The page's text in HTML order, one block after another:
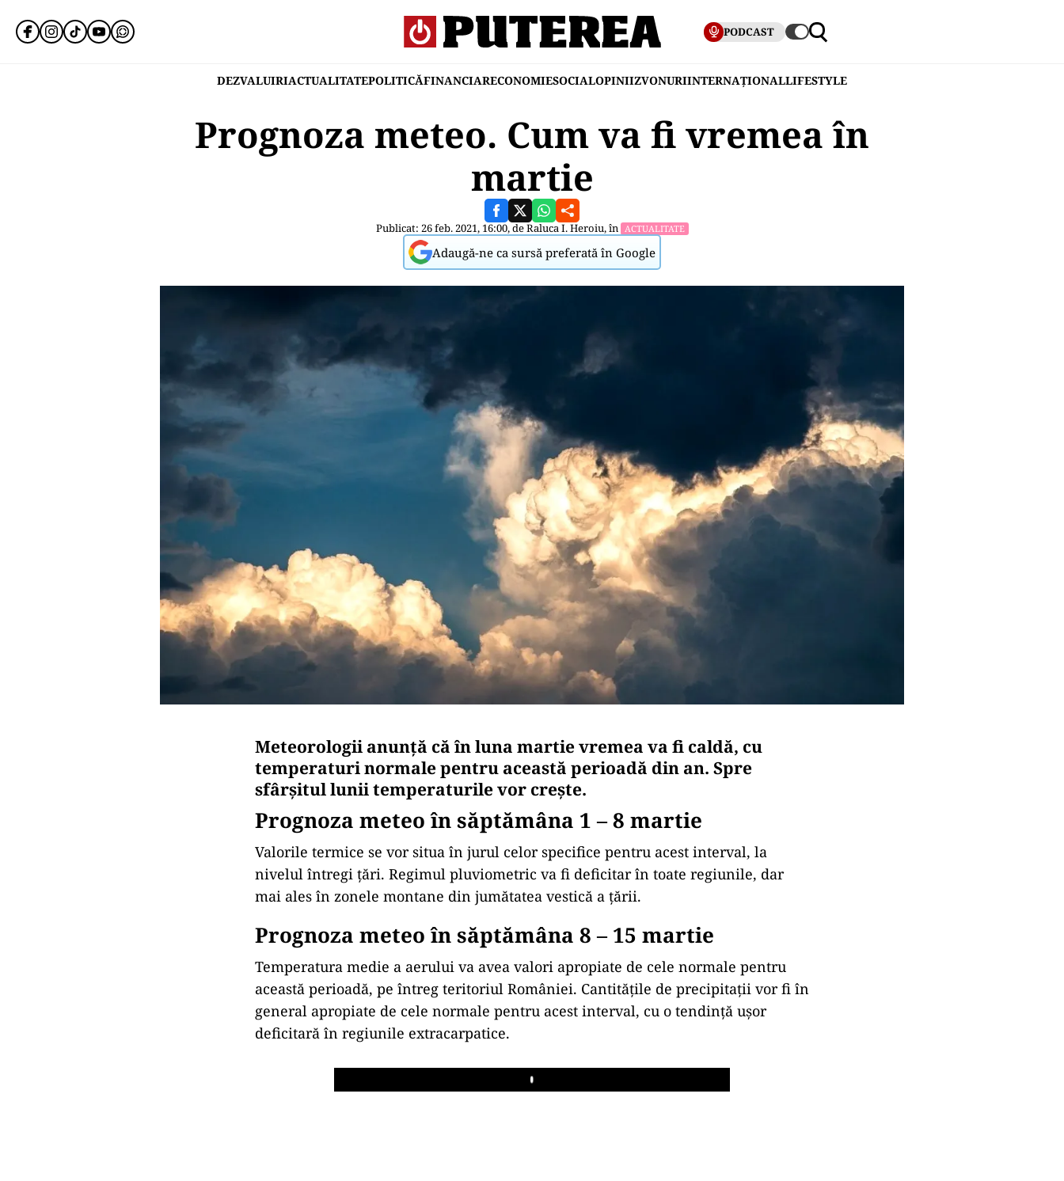
PODCAST
DEZVALUIRIACTUALITATEPOLITICĂFINANCIARECONOMIESOCIALOPINIIZVONURIINTERNAȚIONALLIFESTYLE
Prognoza meteo. Cum va fi vremea în
martie
Publicat: 26 feb. 2021, 16:00, deRaluca I. Heroiu, în ACTUALITATE
Adaugă-ne ca sursă preferată în Google
Meteorologii anunță că în luna martie vremea va fi caldă, cu
temperaturi normale pentru această perioadă din an. Spre
sfârșitul lunii temperaturile vor crește.
Prognoza meteo în săptămâna 1 – 8 martie
Valorile termice se vor situa în jurul celor specifice pentru acest interval, la
nivelul întregi țări. Regimul pluviometric va fi deficitar în toate regiunile, dar
mai ales în zonele montane din jumătatea vestică a țării.
Prognoza meteo în săptămâna 8 – 15 martie
Temperatura medie a aerului va avea valori apropiate de cele normale pentru
această perioadă, pe întreg teritoriul României. Cantitățile de precipitații vor fi în
general apropiate de cele normale pentru acest interval, cu o tendință ușor
deficitară în regiunile extracarpatice.
Play